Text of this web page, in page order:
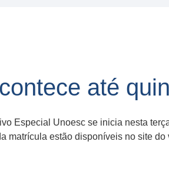
até
Especial Unoesc se inicia nesta
matrícula estão disponíveis no site